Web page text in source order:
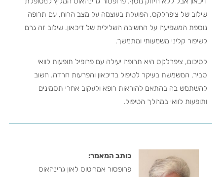
שילוב של ציפרלקס, הפועלת בעוצמה על מצב הרוח, עם תרופה
נוספת המשפיעה על החשיבה השלילית של דיכאון. שילוב זה גרם
לשיפור קליני משמעותי ומתמשך.
לסיכום, ציפרלקס היא תרופה יעילה עם פרופיל תופעות לוואי
סביר, המשמשת בעיקר לטיפול בדיכאון והפרעות חרדה. חשוב
להשתמש בה בהתאם להוראות רופא ולעקוב אחרי תסמינים
ותופעות לוואי במהלך הטיפול.
כותב המאמר:
פרופסור אמריטוס לאון גרינהאוס